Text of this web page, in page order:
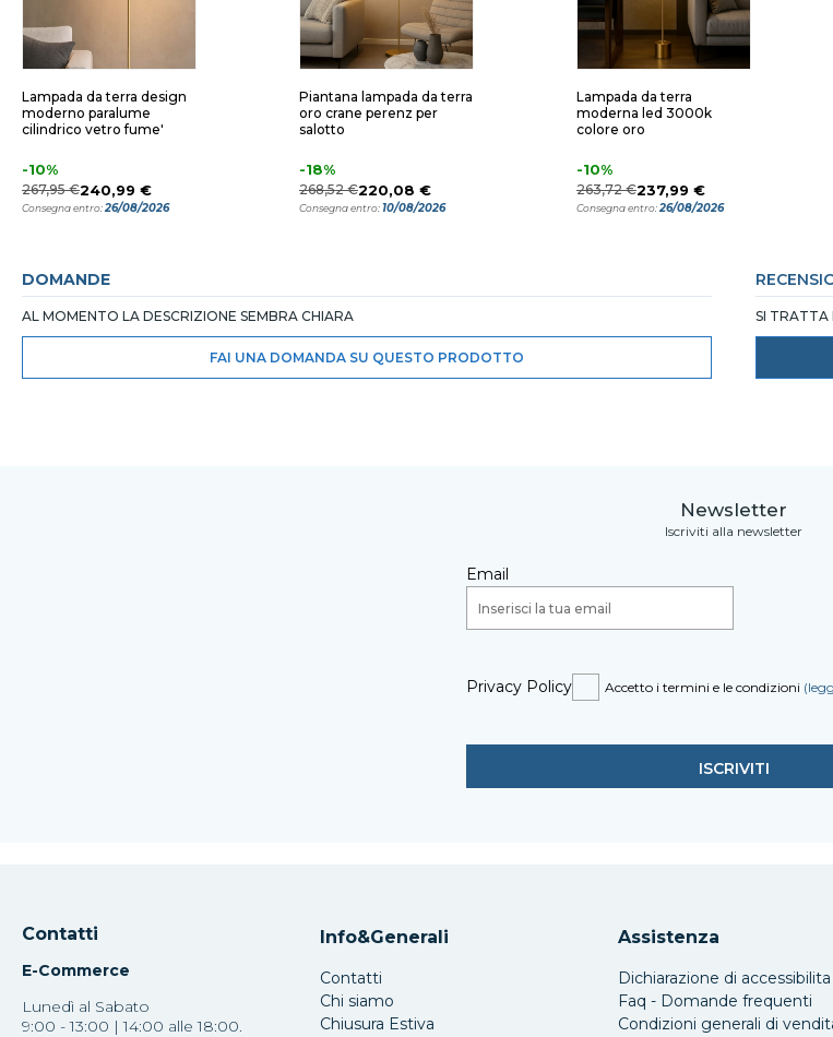
Lampada da terra design
moderno paralume
cilindrico vetro fume'
-10%
267,95 €240,99 €
Consegna entro:26/08/2026
Piantana lampada da terra
oro crane perenz per
salotto
-18%
268,52 €220,08 €
Consegna entro:10/08/2026
Lampada da terra
moderna led 3000k
colore oro
-10%
263,72 €237,99 €
Consegna entro:26/08/2026
DOMANDE
AL MOMENTO LA DESCRIZIONE SEMBRA CHIARA
FAI UNA DOMANDA SU QUESTO PRODOTTO
SI TRATTA
Newsletter
Iscriviti alla newsletter
Email
Privacy Policy Accetto i termini e le condizioni
Contatti
E-Commerce
Lunedì al Sabato
9:00 - 13:00 | 14:00 alle 18:00.
Info&Generali
Contatti
Chi siamo
Chiusura Estiva
Assistenza
Dichiarazione di accessibilita
Faq - Domande frequenti
Condizioni generali di